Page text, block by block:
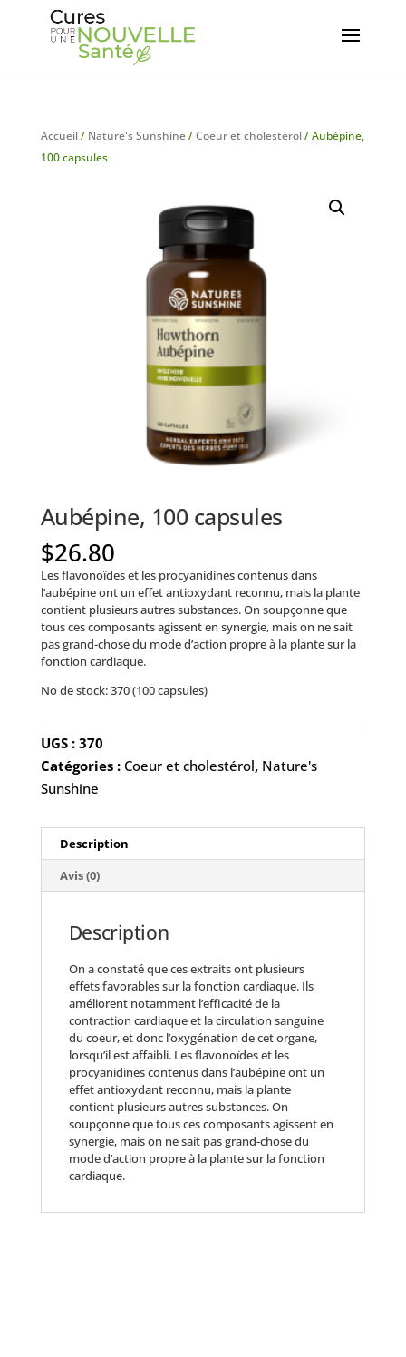
Accueil/ Nature's Sunshine/Coeur et cholestérol/ Aubépine,
100 capsules
Aubépine, 100 capsules
$26.80
Les flavonoïdes et les procyanidines contenus dans
l’aubépine ont un effet antioxydant reconnu, mais la plante
contient plusieurs autres substances. On soupçonne que
tous ces composants agissent en synergie, mais on ne sait
pas grand-chose du mode d’action propre à la plante sur la
fonction cardiaque.
No de stock: 370 (100 capsules)
UGS :370
Catégories : Coeur et cholestérol, Nature's
Sunshine
Description
Avis (0)
Description
On a constaté que ces extraits ont plusieurs
effets favorables sur la fonction cardiaque. Ils
améliorent notamment l’efficacité de la
contraction cardiaque et la circulation sanguine
du coeur, et donc l’oxygénation de cet organe,
lorsqu’il est affaibli. Les flavonoïdes et les
procyanidines contenus dans l’aubépine ont un
effet antioxydant reconnu, mais la plante
contient plusieurs autres substances. On
soupçonne que tous ces composants agissent en
synergie, mais on ne sait pas grand-chose du
mode d’action propre à la plante sur la fonction
cardiaque.